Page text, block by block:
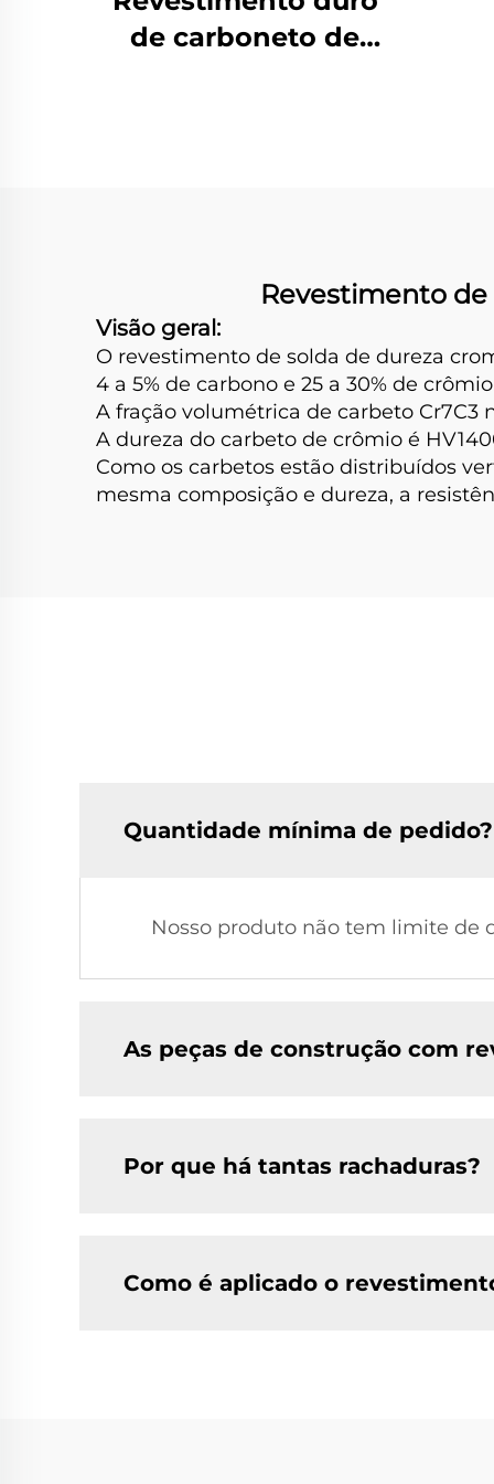
de carboneto de
Revestimento de
Visão geral:
O revestimento de solda de dureza
4 a 5% de carbono e 25 a 30% de
A fração volumétrica de carbeto Cr7C3
A dureza do carbeto de crômio é
Como os carbetos estão distribuídos
mesma composição e dureza, a
Quantidade mínima de pedido?
Nosso produto não tem limite de
As peças de construção com
Por que há tantas rachaduras?
Como é aplicado o